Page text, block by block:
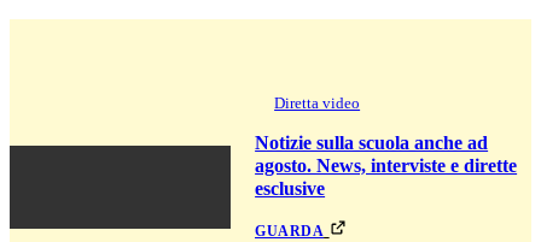
Diretta video
Notizie sulla scuola anche ad
agosto. News, interviste e dirette
esclusive
guarda